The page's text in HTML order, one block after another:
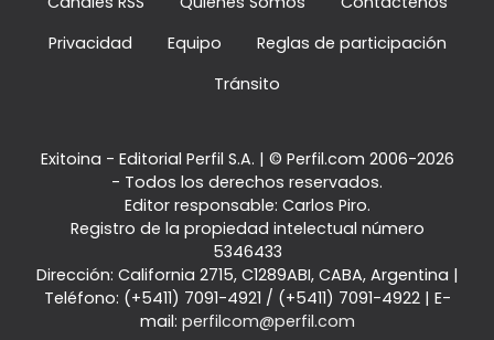
Privacidad
Equipo
Reglas de participación
Tránsito
Exitoina - Editorial Perfil S.A. | © Perfil.com 2006-2026
- Todos los derechos reservados.
Editor responsable: Carlos Piro.
Registro de la propiedad intelectual número
5346433
Dirección: California 2715, C1289ABI, CABA, Argentina |
Teléfono: (+5411) 7091-4921 / (+5411) 7091-4922| E-
mail: perfilcom@perfil.com